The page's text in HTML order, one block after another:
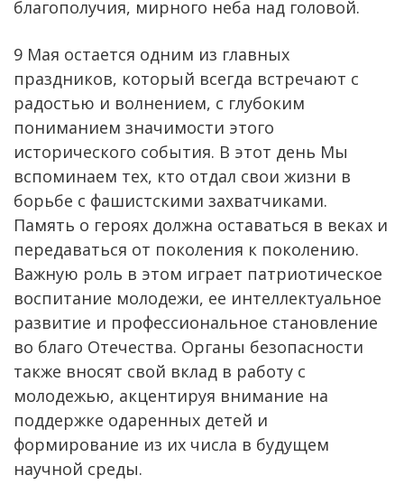
благополучия, мирного неба над головой.
9 Мая остается одним из главных
праздников, который всегда встречают с
радостью и волнением, с глубоким
пониманием значимости этого
исторического события. В этот день Мы
вспоминаем тех, кто отдал свои жизни в
борьбе с фашистскими захватчиками.
Память о героях должна оставаться в веках и
передаваться от поколения к поколению.
Важную роль в этом играет патриотическое
воспитание молодежи, ее интеллектуальное
развитие и профессиональное становление
во благо Отечества. Органы безопасности
также вносят свой вклад в работу с
молодежью, акцентируя внимание на
поддержке одаренных детей и
формирование из их числа в будущем
научной среды.